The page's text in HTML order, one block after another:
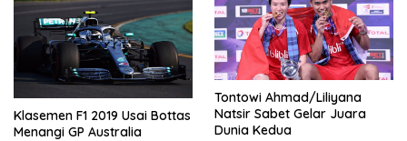
Klasemen F1 2019 Usai Bottas
Menangi GP Australia
Tontowi Ahmad/Liliyana
Natsir Sabet Gelar Juara
Dunia Kedua